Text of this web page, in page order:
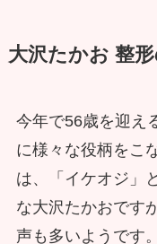
大沢たかお 整
今年で56歳を迎え
に様々な役柄をこ
は、「イケオジ」
な大沢たかおです
声も多いようです